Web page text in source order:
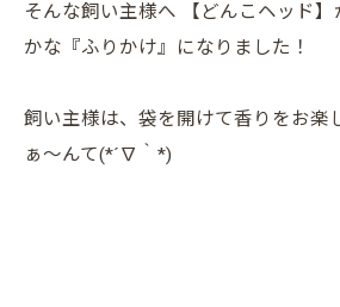
そんな飼い主様へ 【どんこヘッド
かな『ふりかけ』になりました！
飼い主様は、袋を開けて香りをお楽
ぁ～んて(*´∇｀*)